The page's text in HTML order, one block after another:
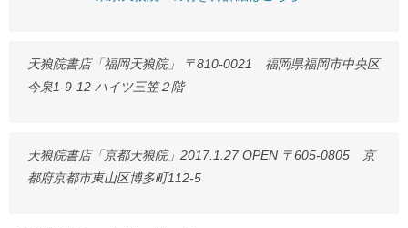
天狼院書店「福岡天狼院」 〒810-0021 福岡県福岡市中央区
今泉1-9-12 ハイツ三笠２階
天狼院書店「京都天狼院」2017.1.27 OPEN 〒605-0805 京
都府京都市東山区博多町112-5